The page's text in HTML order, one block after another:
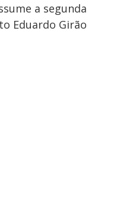
a segunda
Eduardo Girão